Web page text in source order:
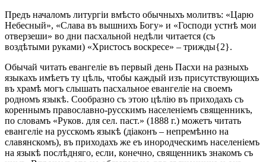
Предъ началомъ литургіи вмѣсто обычныхъ молитвъ: «Царю
Небесный», «Слава въ вышнихъ Богу» и «Господи устнѣ мои
отверзеши» во дни пасхальной недѣли читается (съ
воздѣтыми руками) «Христосъ воскресе» – трижды{2}.
Обычай читать евангеліе въ первый день Пасхи на разныхъ
языкахъ имѣетъ ту цѣль, чтобы каждый изъ присутствующихъ
въ храмѣ могъ слышать пасхальное евангеліе на своемъ
родномъ языкѣ. Сообразно съ этою цѣлію въ приходахъ съ
кореннымъ православно-русскимъ населеніемъ священникъ,
по словамъ «Руков. для сел. паст.» (1888 г.) можетъ читать
евангеліе на русскомъ языкѣ (діаконъ – непремѣнно на
славянскомъ), въ приходахъ же еъ инородческимъ населеніемъ
на языкѣ послѣдняго, если, конечно, священникъ знакомъ съ